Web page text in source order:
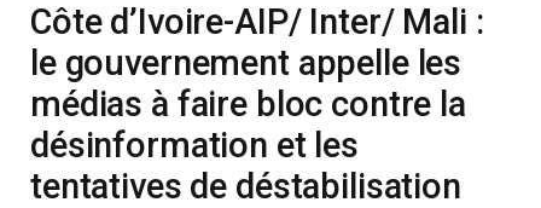
Côte d’Ivoire-AIP/ Inter/ Mali :
le gouvernement appelle les
médias à faire bloc contre la
désinformation et les
tentatives de déstabilisation